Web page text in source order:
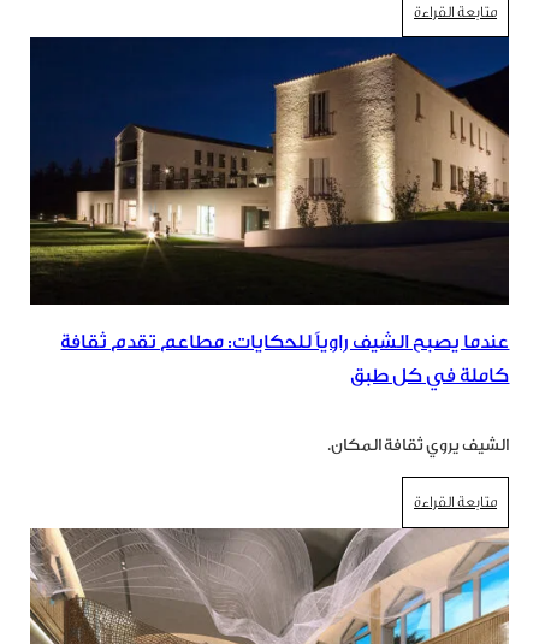
متابعة القراءة
عندما يصبح الشيف راوياً للحكايات: مطاعم تقدم ثقافة
كاملة في كل طبق
الشيف يروي ثقافة المكان.
متابعة القراءة